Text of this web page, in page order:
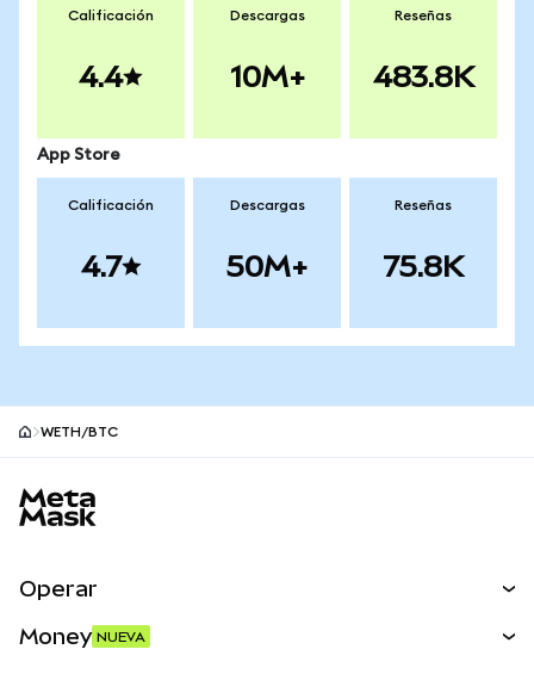
Calificación
4.4
Descargas
10M+
Reseñas
483.8K
App Store
Calificación
4.7
Descargas
50M+
Reseñas
75.8K
WETH/BTC
Operar
Money NUEVA